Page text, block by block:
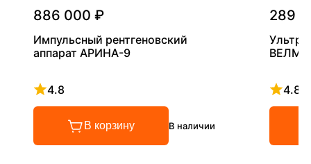
886 000 ₽
Импульсный рентгеновский
аппарат АРИНА-9
4.8
Рейтинг 4.8 из 5
В корзину В наличии
289
4.8